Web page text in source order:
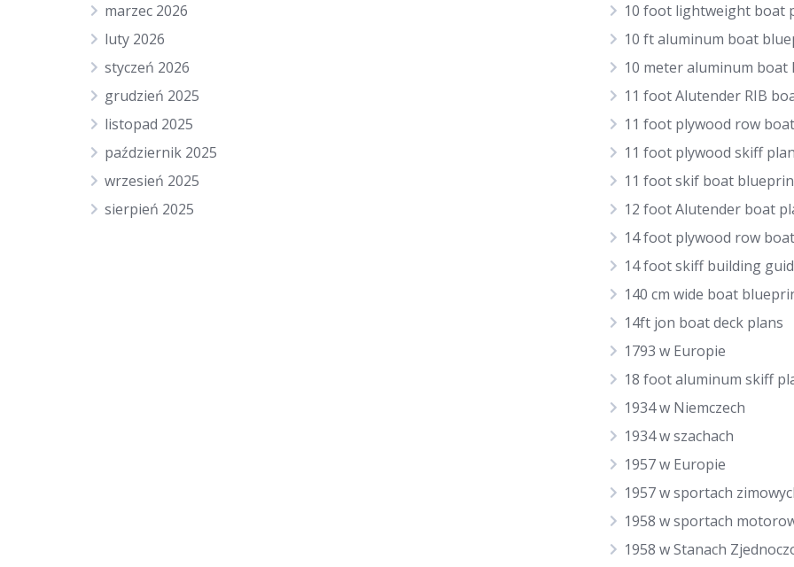
marzec 2026
luty 2026
styczeń 2026
grudzień 2025
listopad 2025
październik 2025
wrzesień 2025
sierpień 2025
10 foot lightweight boat
10 ft aluminum boat
10 meter aluminum boat
11 foot Alutender RIB
11 foot plywood row
11 foot plywood skiff
11 foot skif boat
12 foot Alutender boat
14 foot plywood row
14 foot skiff building
140 cm wide boat
14ft jon boat deck plans
1793 w Europie
18 foot aluminum skiff
1934 w Niemczech
1934 w szachach
1957 w Europie
1957 w sportach
1958 w sportach
1958 w Stanach